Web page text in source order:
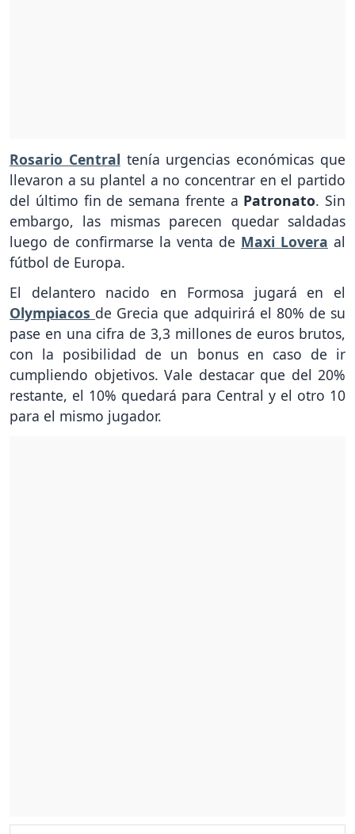
Rosario Central tenía urgencias económicas que
llevaron a su plantel a no concentrar en el partido
del último fin de semana frente a Patronato. Sin
embargo, las mismas parecen quedar saldadas
luego de confirmarse la venta de Maxi Lovera al
fútbol de Europa.
El delantero nacido en Formosa jugará en el
Olympiacos de Grecia que adquirirá el 80% de su
pase en una cifra de 3,3 millones de euros brutos,
con la posibilidad de un bonus en caso de ir
cumpliendo objetivos. Vale destacar que del 20%
restante, el 10% quedará para Central y el otro 10
para el mismo jugador.